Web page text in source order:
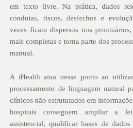
em texto livre. Na prática, dados
condutas, riscos, desfechos e
vezes ficam dispersos nos
mais completas e torna parte dos
manual.
A iHealth atua nesse ponto ao
processamento de linguagem natural
clínicos não estruturados em
hospitais conseguem ampliar a
assistencial, qualificar bases de